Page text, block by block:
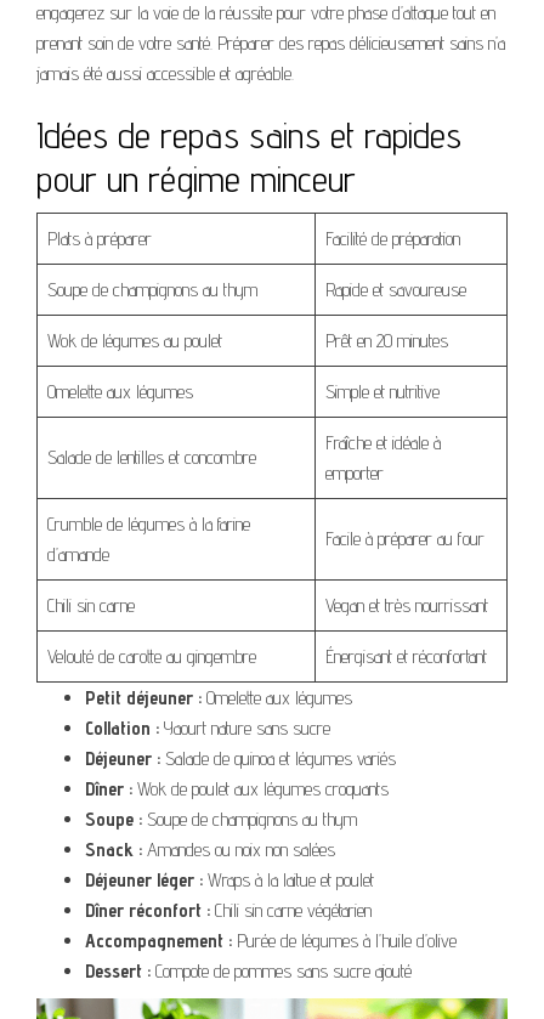
engagerez sur la voie de la réussite pour votre phase d’attaque tout en
prenant soin de votre santé. Préparer des repas délicieusement sains n’a
jamais été aussi accessible et agréable.
Idées de repas sains et rapides
pour un régime minceur
Plats à préparer Facilité de préparation
Soupe de champignons au thym Rapide et savoureuse
Wok de légumes au poulet Prêt en 20 minutes
Omelette aux légumes Simple et nutritive
Salade de lentilles et concombre
Fraîche et idéale à
emporter
Crumble de légumes à la farine
d’amande
Facile à préparer au four
Chili sin carne Vegan et très nourrissant
Velouté de carotte au gingembre
Énergisant et réconfortant
Petit déjeuner : Omelette aux légumes
Collation : Yaourt nature sans sucre
Déjeuner : Salade de quinoa et légumes variés
Dîner : Wok de poulet aux légumes croquants
Soupe : Soupe de champignons au thym
Snack : Amandes ou noix non salées
Déjeuner léger : Wraps à la laitue et poulet
Dîner réconfort : Chili sin carne végétarien
Accompagnement : Purée de légumes à l’huile d’olive
Dessert : Compote de pommes sans sucre ajouté